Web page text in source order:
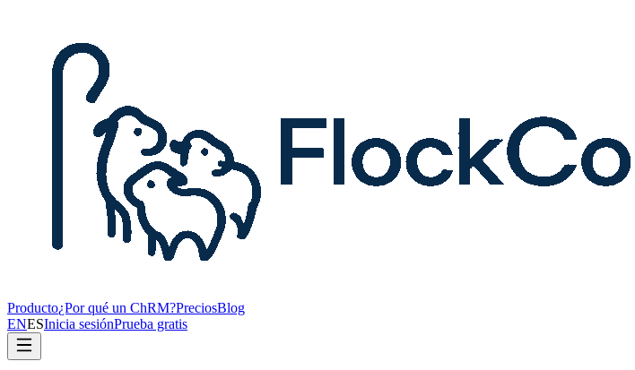
Producto¿Por qué un ChRM?PreciosBlog
ENESInicia sesiónPrueba gratis